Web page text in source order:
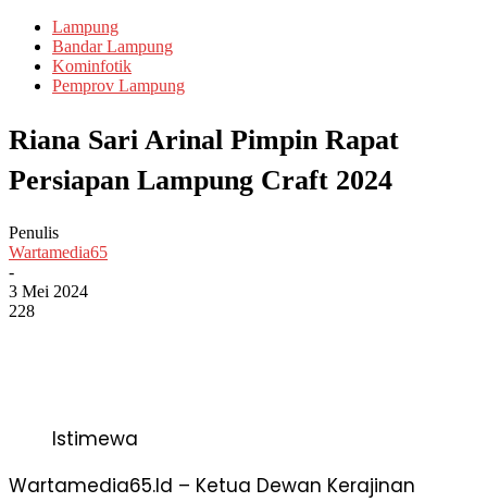
Lampung
Bandar Lampung
Kominfotik
Pemprov Lampung
Riana Sari Arinal Pimpin Rapat
Persiapan Lampung Craft 2024
Penulis
Wartamedia65
-
3 Mei 2024
228
Istimewa
Wartamedia65.Id – Ketua Dewan Kerajinan